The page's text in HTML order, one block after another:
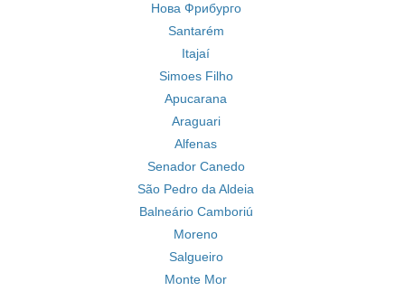
Нова Фрибурго
Santarém
Itajaí
Simoes Filho
Apucarana
Araguari
Alfenas
Senador Canedo
São Pedro da Aldeia
Balneário Camboriú
Moreno
Salgueiro
Monte Mor